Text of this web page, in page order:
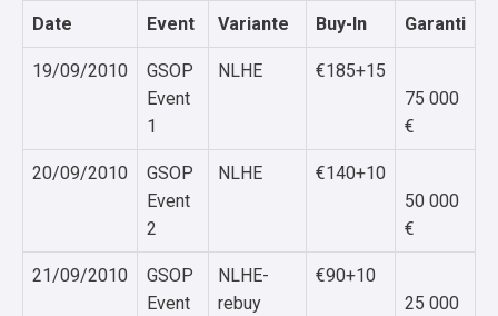
Date Event Variante Buy-In Garanti
19/09/2010
GSOP
Event
1
NLHE
€185+15
75 000
€
20/09/2010
GSOP
Event
2
NLHE
€140+10
50 000
€
21/09/2010
GSOP
Event
NLHE-
rebuy
€90+10
25 000